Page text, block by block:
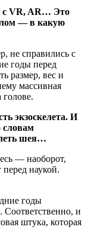
с VR, AR… Это
— в какую
не справились с
годы перед
размер, вес и
массивная
экзоскелета. И
словам
шея…
— наоборот,
наукой.
годы
. Соответственно, и
штука, которая